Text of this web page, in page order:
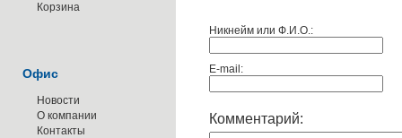
Корзина
Офис
Новости
О компании
Контакты
Никнейм или Ф.И.О.:
E-mail:
Комментарий: